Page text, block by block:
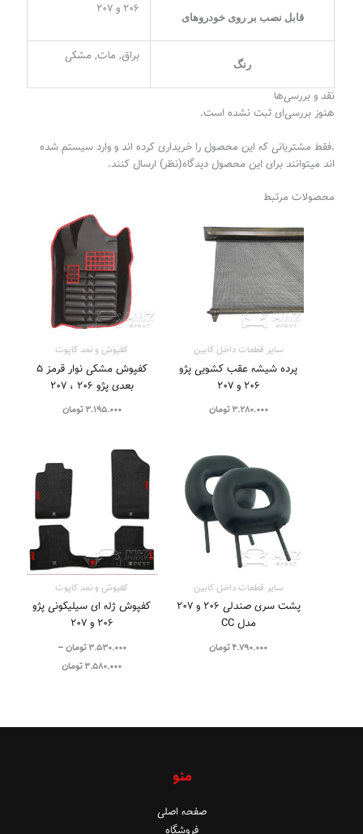
قابل نصب بر روی خودرو‌های
۲۰۶ و ۲۰۷
رنگ
براق, مات, مشکی
نقد و بررسی‌ها
هنوز بررسی‌ای ثبت نشده است.
.فقط مشتریانی که این محصول را خریداری کرده اند و وارد سیستم شده
اند میتوانند برای این محصول دیدگاه(نظر) ارسال کنند.
محصولات مرتبط
سایر قطعات داخل کابین
پرده شیشه عقب کشویی پژو
۲۰۶ و ۲۰۷
3.280.000 تومان
کفپوش و نمد کاپوت
کفپوش مشکی نوار قرمز ۵
بعدی پژو ۲۰۶ ، ۲۰۷
3.195.000 تومان
سایر قطعات داخل کابین
پشت سری صندلی ۲۰۶ و ۲۰۷
مدل CC
4.790.000 تومان
کفپوش و نمد کاپوت
کفپوش ژله ای سیلیکونی پژو
۲۰۶ و ۲۰۷
3.530.000 تومان–
3.580.000تومان
قیمت:
3.580.000 تومان
منو
صفحه اصلی